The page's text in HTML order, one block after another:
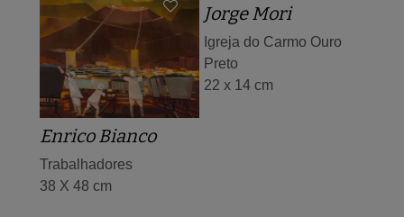
Jorge Mori
Igreja do Carmo Ouro
Preto
22 x 14 cm
Enrico Bianco
Trabalhadores
38 X 48 cm